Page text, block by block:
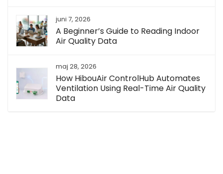
juni 7, 2026
A Beginner’s Guide to Reading Indoor
Air Quality Data
maj 28, 2026
How HibouAir ControlHub Automates
Ventilation Using Real-Time Air Quality
Data